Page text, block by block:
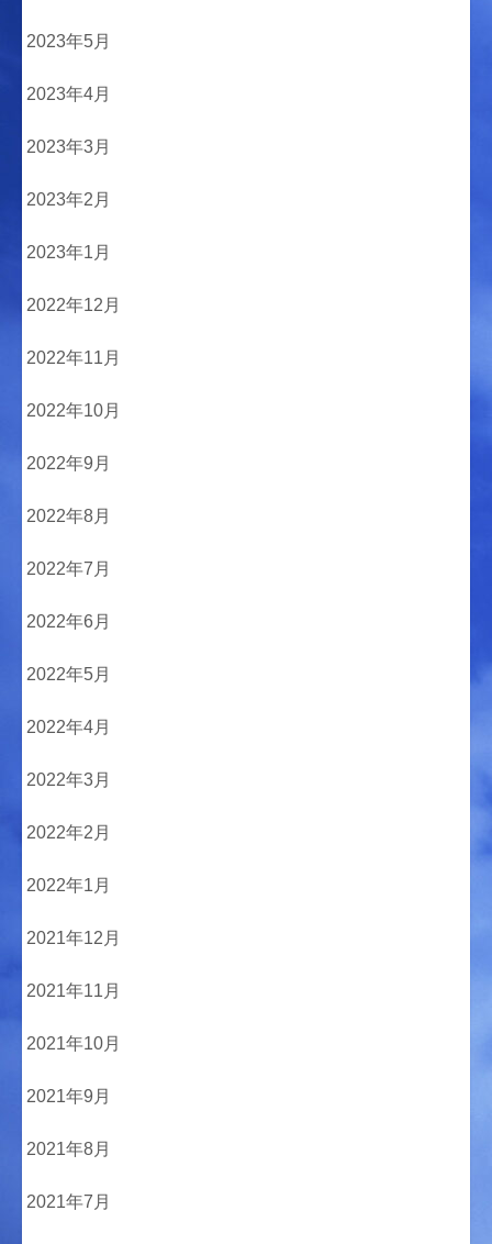
2023年5月
2023年4月
2023年3月
2023年2月
2023年1月
2022年12月
2022年11月
2022年10月
2022年9月
2022年8月
2022年7月
2022年6月
2022年5月
2022年4月
2022年3月
2022年2月
2022年1月
2021年12月
2021年11月
2021年10月
2021年9月
2021年8月
2021年7月